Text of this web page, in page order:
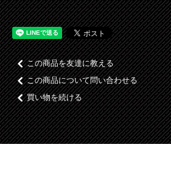
この商品を友達に教える
この商品について問い合わせる
買い物を続ける